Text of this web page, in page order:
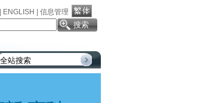
ENGLISH 信息管理